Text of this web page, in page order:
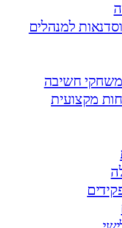
למנהלים
חשיבה
מקצועית